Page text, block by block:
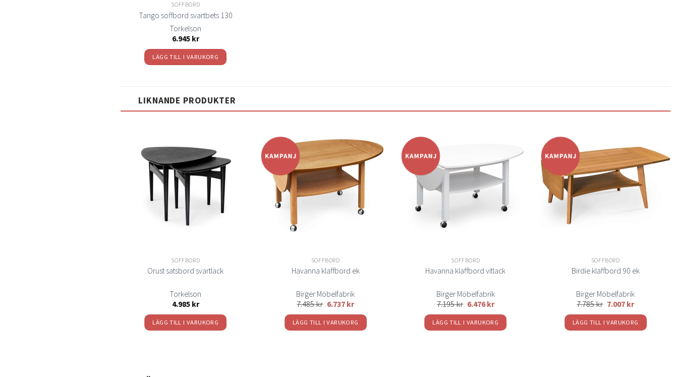
SOFFBORD
Tango soffbord svartbets 130
Torkelson
6.945 kr
LÄGG TILL I VARUKORG
LIKNANDE PRODUKTER
Lägg
till i
önskelistan
SOFFBORD
Orust satsbord svartlack
Torkelson
4.985 kr
LÄGG TILL I VARUKORG
Lägg
till i
önskelistan
SOFFBORD
Havanna klaffbord ek
Birger Möbelfabrik
7.485kr 6.737 kr
LÄGG TILL I VARUKORG
Lägg
önskelistan
SOFFBORD
Havanna klaffbord vitlack
Birger Möbelfabrik
7.195kr 6.476kr
LÄGG TILL I VARUKORG
Lägg
till i
önskelistan
SOFFBORD
Birdie klaffbord 90 ek
Birger Möbelfabrik
7.785kr 7.007 kr
LÄGG TILL I VARUKORG